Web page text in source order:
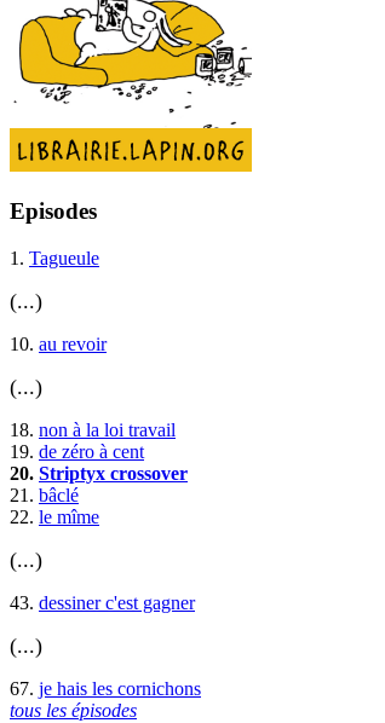
Episodes
1. Tagueule
(...)
10. au revoir
(...)
18. non à la loi travail
19. de zéro à cent
20. Striptyx crossover
21. bâclé
22. le mîme
(...)
43. dessiner c'est gagner
(...)
67. je hais les cornichons
tous les épisodes